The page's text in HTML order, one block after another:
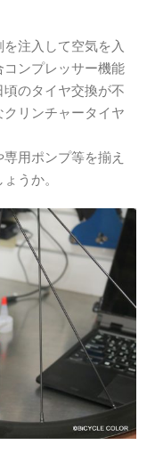
注入して空気を入
ンプレッサー機能
のタイヤ交換が不
リンチャータイヤ
用ポンプ等を揃え
うか。